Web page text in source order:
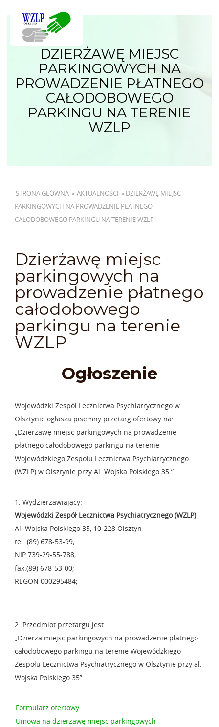
DZIERŻAWĘ MIEJSC
PARKINGOWYCH NA
PROWADZENIE PŁATNEGO
CAŁODOBOWEGO
PARKINGU NA TERENIE
WZLP
STRONA GŁÓWNA » AKTUALNOŚCI » DZIERŻAWĘ MIEJSC
PARKINGOWYCH NA PROWADZENIE PŁATNEGO
CAŁODOBOWEGO PARKINGU NA TERENIE WZLP
Dzierżawę miejsc
parkingowych na
prowadzenie płatnego
całodobowego
parkingu na terenie
WZLP
Ogłoszenie
Wojewódzki Zespól Lecznictwa Psychiatrycznego w
Olsztynie ogłasza pisemny przetarg ofertowy na:
„Dzierżawę miejsc parkingowych na prowadzenie
płatnego całodobowego parkingu na terenie
Wojewódzkiego Zespołu Lecznictwa Psychiatrycznego
(WZLP) w Olsztynie przy Al. Wojska Polskiego 35.”
1. Wydzierżawiający:
Wojewódzki Zespół Lecznictwa Psychiatrycznego (WZLP)
Al. Wojska Polskiego 35, 10-228 Olsztyn
tel. (89) 678-53-99;
NIP 739-29-55-788;
fax.(89) 678-53-00;
REGON 000295484;
2. Przedmiot przetargu jest:
„Dzierża miejsc parkingowych na prowadzenie płatnego
całodobowego parkingu na terenie Wojewódzkiego
Zespołu Lecznictwa Psychiatrycznego w Olsztynie przy al.
Wojska Polskiego 35”
Formularz ofertowy
Umowa na dzierżawę miejsc parkingowych